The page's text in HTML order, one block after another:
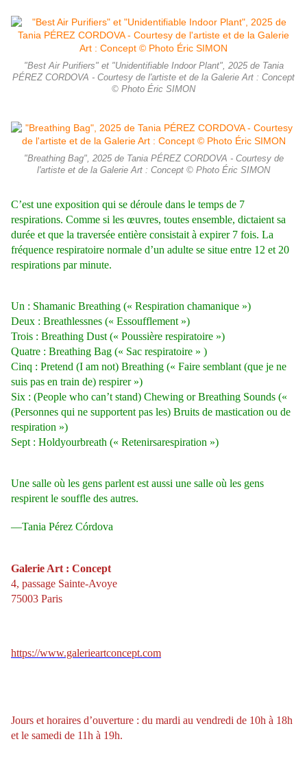
"Best Air Purifiers" et "Unidentifiable Indoor Plant", 2025 de Tania
PÉREZ CORDOVA - Courtesy de l'artiste et de la Galerie Art : Concept
© Photo Éric SIMON
"Breathing Bag", 2025 de Tania PÉREZ CORDOVA - Courtesy de
l'artiste et de la Galerie Art : Concept © Photo Éric SIMON
C’est une exposition qui se déroule dans le temps de 7
respirations. Comme si les œuvres, toutes ensemble, dictaient sa
durée et que la traversée entière consistait à expirer 7 fois. La
fréquence respiratoire normale d’un adulte se situe entre 12 et 20
respirations par minute.
Un : Shamanic Breathing (« Respiration chamanique »)
Deux : Breathlessnes (« Essoufflement »)
Trois : Breathing Dust (« Poussière respiratoire »)
Quatre : Breathing Bag (« Sac respiratoire » )
Cinq : Pretend (I am not) Breathing (« Faire semblant (que je ne
suis pas en train de) respirer »)
Six : (People who can’t stand) Chewing or Breathing Sounds («
(Personnes qui ne supportent pas les) Bruits de mastication ou de
respiration »)
Sept : Holdyourbreath (« Retenirsarespiration »)
Une salle où les gens parlent est aussi une salle où les gens
respirent le souffle des autres.
—Tania Pérez Córdova
Galerie Art : Concept
4, passage Sainte-Avoye
75003 Paris
https://www.galerieartconcept.com
Jours et horaires d’ouverture : du mardi au vendredi de 10h à 18h
et le samedi de 11h à 19h.